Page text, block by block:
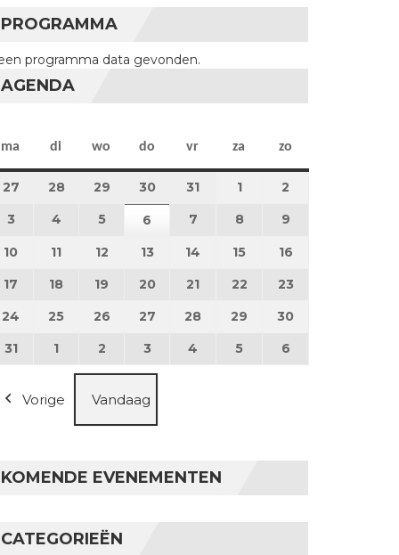
PROGRAMMA
programma data gevonden.
AGENDA
ma maandag
di dinsdag
wo woensdag
do donderdag
vr vrijdag
za zaterdag
zo
27 27 juli 2026
28 28 juli 2026
29 29 juli 2026
3030 juli 2026
31 31 juli 2026
11 augustus 2026
2
3 3 augustus 2026
4 4 augustus 2026
55 augustus 2026
6 6 augustus 2026
7 7 augustus 2026
8 8 augustus 2026
9
10 10 augustus 2026
11 11 augustus 2026
12 12 augustus 2026
13 13 augustus 2026
14 14 augustus 2026
15 15 augustus 2026
16
17 17 augustus 2026
18 18 augustus 2026
19 19 augustus 2026
20 20 augustus 2026
21 21 augustus 2026
22 22 augustus 2026
23
24 24 augustus 2026
25 25 augustus 2026
26 26 augustus 2026
27 27 augustus 2026
28 28 augustus 2026
29 29 augustus 2026
30
3131 augustus 2026
1 1 september 2026
2 2 september 2026
3 3 september 2026
4 4 september 2026
5 5 september 2026
6
Vorige Vandaag
KOMENDE EVENEMENTEN
CATEGORIEËN